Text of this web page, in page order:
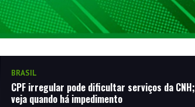
BRASIL
CPF irregular pode dificultar serviços da CNH;
veja quando há impedimento